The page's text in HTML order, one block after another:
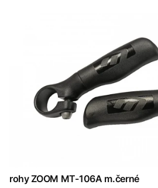
rohy ZOOM MT-106A m.černé